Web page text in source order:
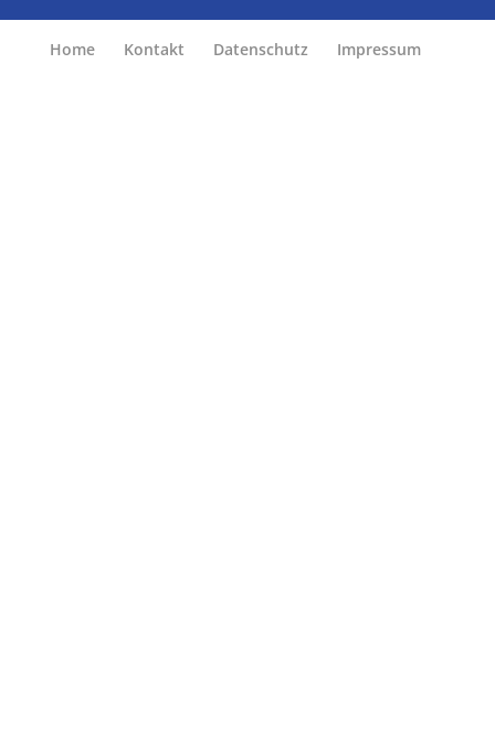
Home Kontakt Datenschutz Impressum